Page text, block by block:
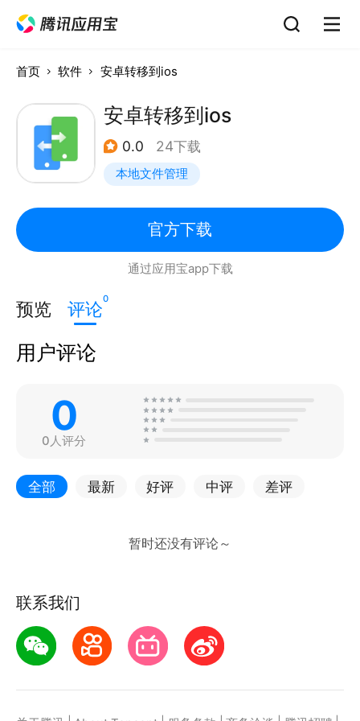
首页 软件 安卓转移到ios
安卓转移到ios
0.0 24下载
本地文件管理
官方下载
通过应用宝app下载
预览 评论0
用户评论
0
0人评分
全部 最新 好评 中评 差评
联系我们